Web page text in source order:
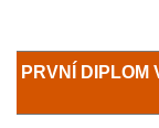
PRVNÍ DIPLOM